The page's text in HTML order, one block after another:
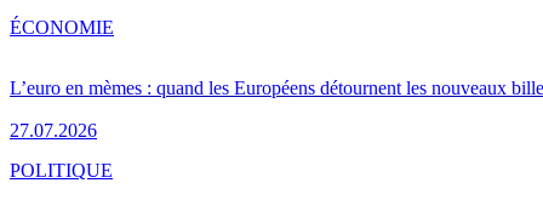
L’euro en mèmes : quand les Européens détournent les nouveaux
27.07.2026
ÉCONOMIE
POLITIQUE